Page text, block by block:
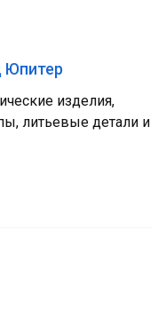
Юпитер
изделия,
литьевые детали и